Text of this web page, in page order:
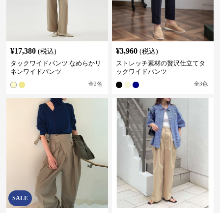
¥17,380 (税込)
タックワイドパンツ なめらかリ
ネンワイドパンツ
全2色
¥3,960 (税込)
ストレッチ素材の贅沢仕立てタ
ックワイドパンツ
全3色
SALE